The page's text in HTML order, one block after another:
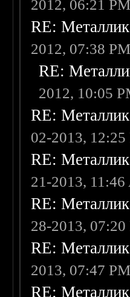
2012, 06:21 PM
RE:
2012, 07:38 PM
RE:
2012, 10:05
RE:
02-2013, 12:25
RE:
21-2013,
RE:
28-2013, 07:20
RE:
2013, 07:47 PM
RE: